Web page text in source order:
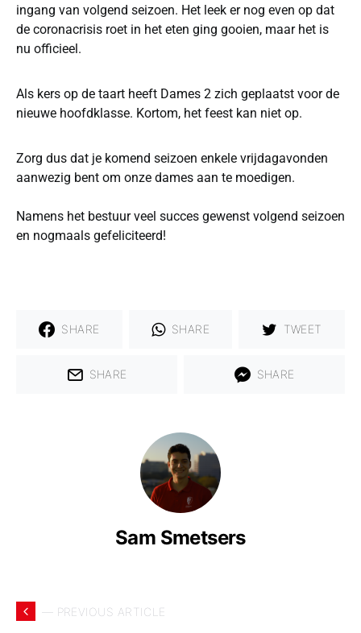
ingang van volgend seizoen. Het leek er nog even op dat
de coronacrisis roet in het eten ging gooien, maar het is
nu officieel.
Als kers op de taart heeft Dames 2 zich geplaatst voor de
nieuwe hoofdklasse. Kortom, het feest kan niet op.
Zorg dus dat je komend seizoen enkele vrijdagavonden
aanwezig bent om onze dames aan te moedigen.
Namens het bestuur veel succes gewenst volgend seizoen
en nogmaals gefeliciteerd!
SHARE SHARE TWEET
SHARE SHARE
Sam Smetsers
— PREVIOUS ARTICLE